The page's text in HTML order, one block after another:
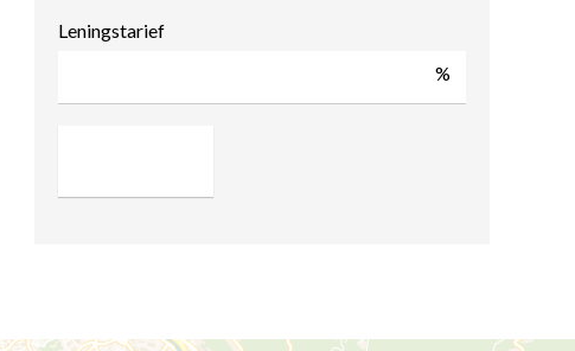
Leningstarief
%